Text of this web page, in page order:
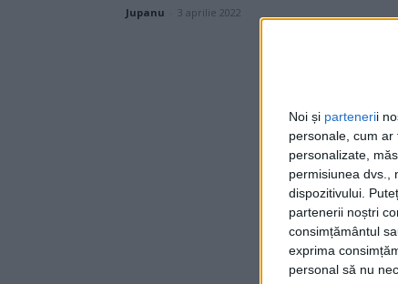
Noi și partenerii
personale, cum
personalizate,
permisiunea dvs.,
dispozitivului.
partenerii noștri
consimțământul
exprima
personal să nu
Jupanu 3 aprilie 2022